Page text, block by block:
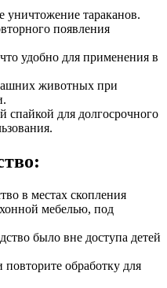
тараканов.
появления
удобно для применения в
животных при
спайкой для долгосрочного
в местах скопления
мебелью, под
было вне доступа детей
обработку для